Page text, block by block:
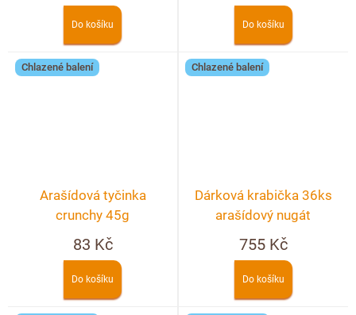
Do košíku Do košíku
Chlazené balení
Arašídová tyčinka
crunchy 45g
83 Kč
Do košíku
Chlazené balení
Dárková krabička 36ks
arašídový nugát
755 Kč
Do košíku